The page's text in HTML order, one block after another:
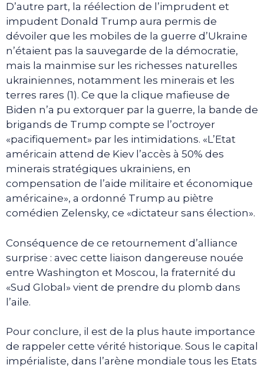
D’autre part, la réélection de l’imprudent et
impudent Donald Trump aura permis de
dévoiler que les mobiles de la guerre d’Ukraine
n’étaient pas la sauvegarde de la démocratie,
mais la mainmise sur les richesses naturelles
ukrainiennes, notamment les minerais et les
terres rares (1). Ce que la clique mafieuse de
Biden n’a pu extorquer par la guerre, la bande de
brigands de Trump compte se l’octroyer
«pacifiquement» par les intimidations. «L’Etat
américain attend de Kiev l’accès à 50% des
minerais stratégiques ukrainiens, en
compensation de l’aide militaire et économique
américaine», a ordonné Trump au piètre
comédien Zelensky, ce «dictateur sans élection».
Conséquence de ce retournement d’alliance
surprise : avec cette liaison dangereuse nouée
entre Washington et Moscou, la fraternité du
«Sud Global» vient de prendre du plomb dans
l’aile.
Pour conclure, il est de la plus haute importance
de rappeler cette vérité historique. Sous le capital
impérialiste, dans l’arène mondiale tous les Etats